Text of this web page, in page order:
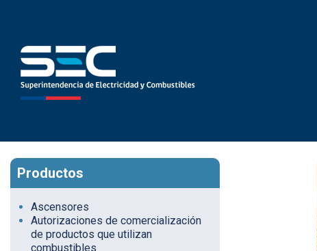
Productos
Ascensores
Autorizaciones de comercialización
de productos que utilizan
combustibles